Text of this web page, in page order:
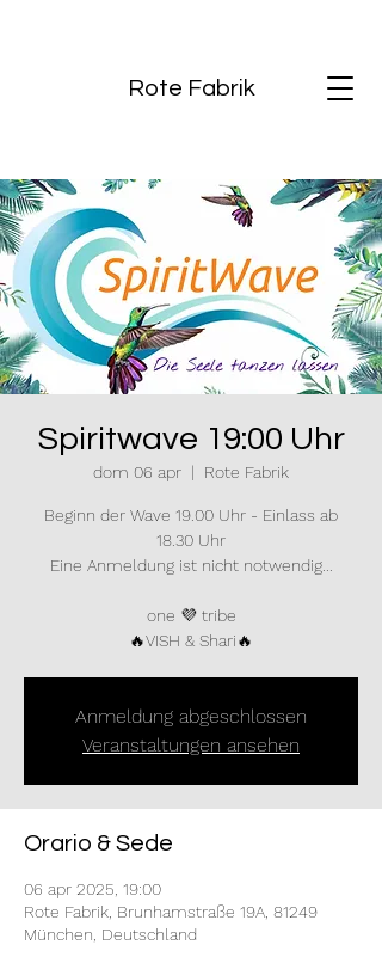
Rote Fabrik
Spiritwave 19:00 Uhr
dom 06 apr
  |
Rote Fabrik
Beginn der Wave 19.00 Uhr - Einlass ab
18.30 Uhr
Eine Anmeldung ist nicht notwendig...
one 💜 tribe
🔥VISH & Shari🔥
Anmeldung abgeschlossen
Veranstaltungen ansehen
Orario & Sede
06 apr 2025, 19:00
Rote Fabrik, Brunhamstraße 19A, 81249
München, Deutschland